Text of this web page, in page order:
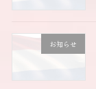
お知らせ